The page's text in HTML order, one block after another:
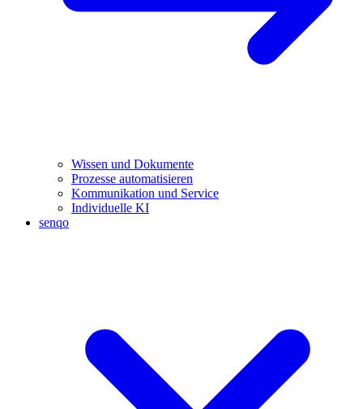
Wissen und Dokumente
Prozesse automatisieren
Kommunikation und Service
Individuelle KI
senqo